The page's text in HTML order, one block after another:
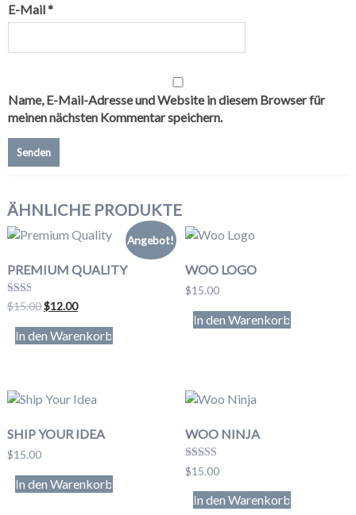
E-Mail*
Name, E-Mail-Adresse und Website in diesem Browser für
meinen nächsten Kommentar speichern.
ÄHNLICHE PRODUKTE
Angebot!
PREMIUM QUALITY
Bew
ertet
mit
2.00
von
$15.00Ursprünglicher
war:
$12.00Aktueller
ist:
In den Warenkorb
WOO LOGO
$15.00
In den Warenkorb
SHIP YOUR IDEA
$15.00
In den Warenkorb
WOO NINJA
Bewertet
mit
4.00
von 5
$15.00
In den Warenkorb